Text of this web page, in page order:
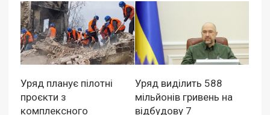
Уряд планує пілотні
проєкти з
комплексного
Уряд виділить 588
мільйонів гривень на
відбудову 7